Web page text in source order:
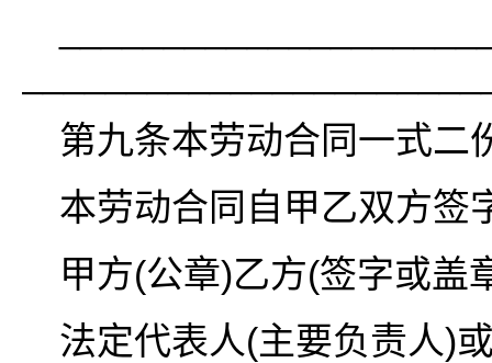
第九条本劳动合同一式二
本劳动合同自甲乙双方签
甲方(公章)乙方(签字或盖
法定代表人(主要负责人)